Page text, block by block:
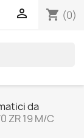
shopping_cart (0)

da
ZR 19 M/C